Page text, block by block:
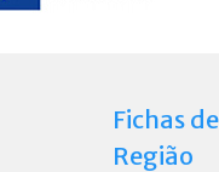
Fichas
Região